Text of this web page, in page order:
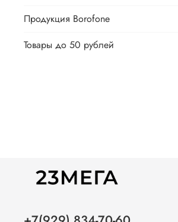
Продукция Borofone
Товары до 50 рублей